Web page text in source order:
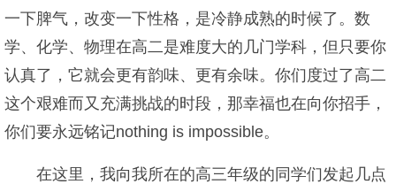
一下脾气，改变一下性格，是冷静成熟的时候了。数
学、化学、物理在高二是难度大的几门学科，但只要你
认真了，它就会更有韵味、更有余味。你们度过了高二
这个艰难而又充满挑战的时段，那幸福也在向你招手，
你们要永远铭记nothing is impossible。
在这里，我向我所在的高三年级的同学们发起几点